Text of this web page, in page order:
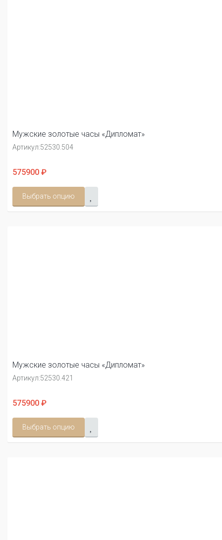
Мужские золотые часы «Дипломат»
Артикул:52530.504
575900 ₽
Выбрать опцию
Мужские золотые часы «Дипломат»
Артикул:52530.421
575900 ₽
Выбрать опцию